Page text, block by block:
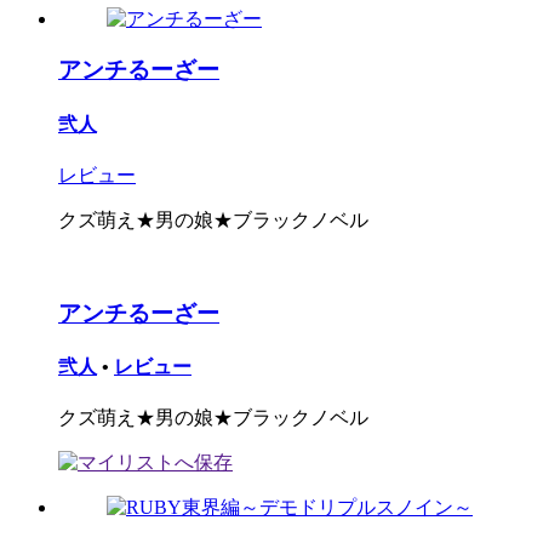
アンチるーざー
弐人
レビュー
クズ萌え★男の娘★ブラックノベル
アンチるーざー
弐人 • レビュー
クズ萌え★男の娘★ブラックノベル